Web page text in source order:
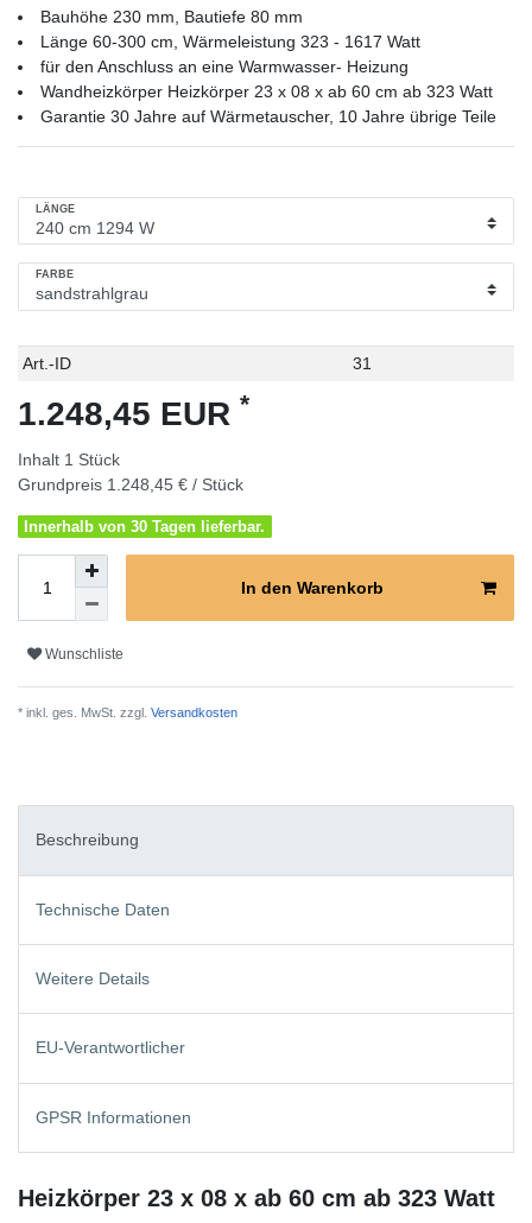
Bauhöhe 230 mm, Bautiefe 80 mm
Länge 60-300 cm, Wärmeleistung 323 - 1617 Watt
für den Anschluss an eine Warmwasser- Heizung
Wandheizkörper Heizkörper 23 x 08 x ab 60 cm ab 323 Watt
Garantie 30 Jahre auf Wärmetauscher, 10 Jahre übrige Teile
LÄNGE
FARBE
Technisches
Wert
Art.-ID 31
1.248,45 EUR *
Inhalt 1 Stück
Grundpreis 1.248,45 € / Stück
Innerhalb von 30 Tagen lieferbar.
In den Warenkorb
Wunschliste
* inkl. ges. MwSt. zzgl. Versandkosten
Beschreibung
Technische Daten
Weitere Details
EU-Verantwortlicher
GPSR Informationen
Heizkörper 23 x 08 x ab 60 cm ab 323 Watt